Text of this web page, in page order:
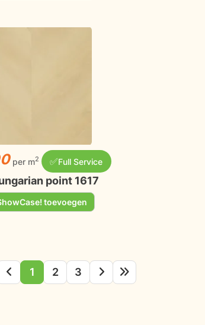
per m2 ✅Full Service
point 1617
toevoegen
1 2 3